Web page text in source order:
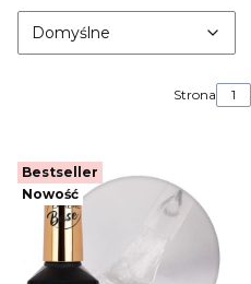
Domyślne
Strona
Bestseller
Nowość